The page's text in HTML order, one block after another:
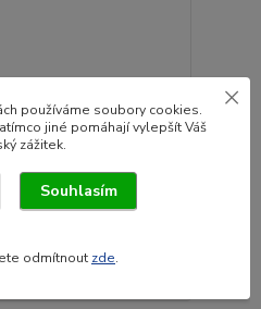
Centrální
používáme soubory cookies.
jiné pomáhají vylepšít Váš
zážitek.
Souhlasím
odmítnout zde.